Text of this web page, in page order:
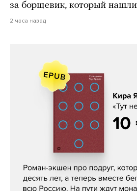
за борщевик, который
2 часа назад
Кира Ярмыш, «Тут